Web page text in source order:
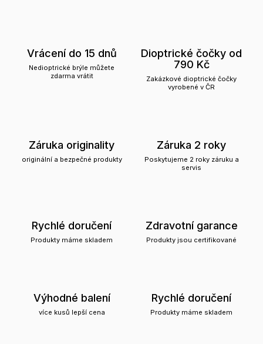
Vrácení do 15 dnů
Nedioptrické brýle můžete
zdarma vrátit
Dioptrické čočky od
790 Kč
Zakázkové dioptrické čočky
vyrobené v ČR
Záruka originality
originální a bezpečné produkty
Záruka 2 roky
Poskytujeme 2 roky záruku a
servis
Rychlé doručení
Produkty máme skladem
Zdravotní garance
Produkty jsou certifikované
Výhodné balení
více kusů lepší cena
Rychlé doručení
Produkty máme skladem